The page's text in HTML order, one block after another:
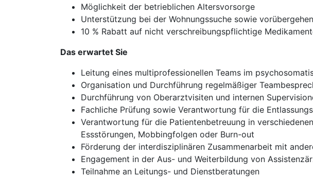
Möglichkeit der betrieblichen Altersvorsorge
Unterstützung bei der Wohnungssuche sowie
10 % Rabatt auf nicht verschreibungspflichtige
Das erwartet Sie
Leitung eines multiprofessionellen Teams im
Organisation und Durchführung regelmäßiger
Durchführung von Oberarztvisiten und internen
Fachliche Prüfung sowie Verantwortung für die
Verantwortung für die Patientenbetreuung in
Essstörungen, Mobbingfolgen oder Burn-out
Förderung der interdisziplinären Zusammenarbeit mit
Engagement in der Aus- und Weiterbildung von
Teilnahme an Leitungs- und Dienstberatungen